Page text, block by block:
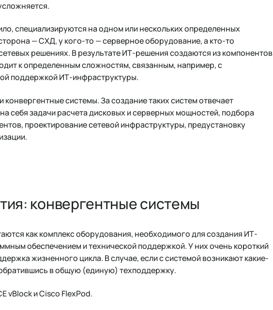
специализируются на одном или нескольких определенных
— СХД, у кого-то — серверное оборудование, а кто-то
решениях. В результате ИТ-решения создаются из компонентов
к определенным сложностям, связанным, например, с
поддержкой ИТ-инфраструктуры.
системы. За создание таких систем отвечает
себя задачи расчета дисковых и серверных мощностей, подбора
проектирование сетевой инфраструктуры, предустановку
конвергентные системы
как комплекс оборудования, необходимого для создания ИТ-
обеспечением и технической поддержкой. У них очень короткий
жизненного цикла. В случае, если с системой возникают какие-
в общую (единую) техподдержку.
vBlock и Cisco FlexPod.